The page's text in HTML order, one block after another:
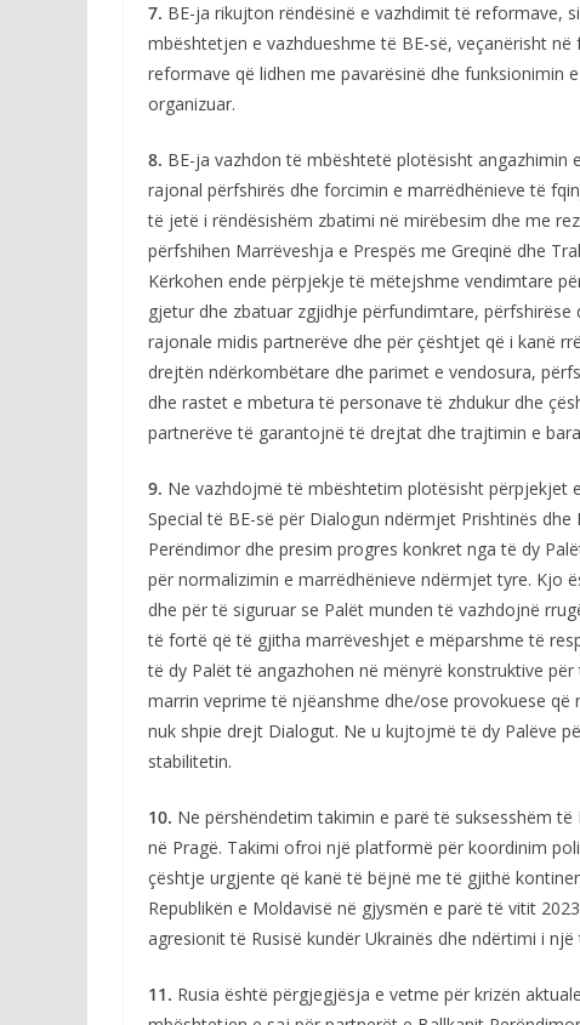
7. BE-ja rikujton rëndësinë e vazhdimit të reformave,
mbështetjen e vazhdueshme të BE-së, veçanërisht
reformave që lidhen me pavarësinë dhe funksionimin
organizuar.
8. BE-ja vazhdon të mbështetë plotësisht angazhimin
rajonal përfshirës dhe forcimin e marrëdhënieve të
të jetë i rëndësishëm zbatimi në mirëbesim dhe me
përfshihen Marrëveshja e Prespës me Greqinë dhe
Kërkohen ende përpjekje të mëtejshme vendimtare
gjetur dhe zbatuar zgjidhje përfundimtare,
rajonale midis partnerëve dhe për çështjet që i kanë
drejtën ndërkombëtare dhe parimet e vendosura,
dhe rastet e mbetura të personave të zhdukur dhe
partnerëve të garantojnë të drejtat dhe trajtimin e
9. Ne vazhdojmë të mbështetim plotësisht përpjekjet
Special të BE-së për Dialogun ndërmjet Prishtinës
Perëndimor dhe presim progres konkret nga të dy
për normalizimin e marrëdhënieve ndërmjet tyre. Kjo
dhe për të siguruar se Palët munden të vazhdojnë
të fortë që të gjitha marrëveshjet e mëparshme të
të dy Palët të angazhohen në mënyrë konstruktive
marrin veprime të njëanshme dhe/ose provokuese
nuk shpie drejt Dialogut. Ne u kujtojmë të dy Palëve
stabilitetin.
10. Ne përshëndetim takimin e parë të suksesshëm
në Pragë. Takimi ofroi një platformë për koordinim
çështje urgjente që kanë të bëjnë me të gjithë
Republikën e Moldavisë në gjysmën e parë të vitit
agresionit të Rusisë kundër Ukrainës dhe ndërtimi i
11. Rusia është përgjegjësja e vetme për krizën